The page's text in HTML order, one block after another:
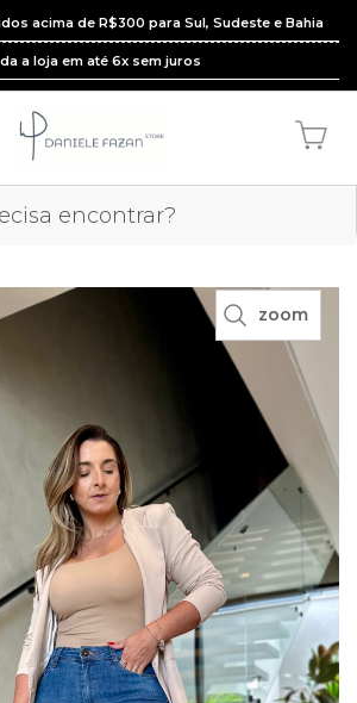
acima de R$300 para Sul, Sudeste e Bahia
a loja em até 6x sem juros
zoom